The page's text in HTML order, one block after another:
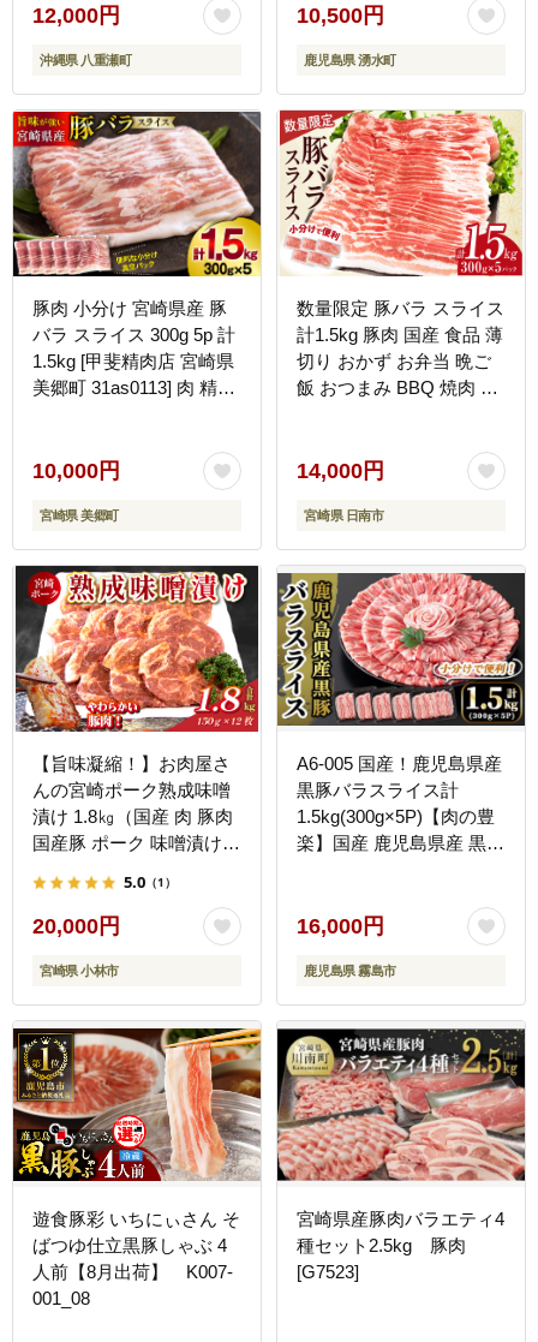
ンジ 色々 人気 ブランド
豚 おすすめ 沖縄県 八重
瀬町【価格改定】
12,000円
沖縄県 八重瀬町
ト 惣菜 おかず 弁当 BBQ
キャンプ 冷凍 訳アリ【ナ
ンチク】
10,500円
鹿児島県 湧水町
豚肉 小分け 宮崎県産 豚
バラ スライス 300g 5p 計
1.5kg [甲斐精肉店 宮崎県
美郷町 31as0113] 肉 精肉
にく ブタニク 個包装 冷
10,000円
宮崎県 美郷町
数量限定 豚バラ スライス
計1.5kg 豚肉 国産 食品 薄
切り おかず お弁当 晩ご
飯 おつまみ BBQ 焼肉 生
人気 おすすめ お取り寄せ
グルメ おすそ分け 冷凍
お土産 宮崎県 日南市 送
料無料_BD124-26
14,000円
宮崎県 日南市
【旨味凝縮！】お肉屋さ
んの宮崎ポーク熟成味噌
漬け 1.8㎏（国産 肉 豚肉
国産豚 ポーク 味噌漬け
菜 宮崎 小林市）
5.0 （1）
20,000円
宮崎県 小林市
A6-005 国産！鹿児島県産
黒豚バラスライス計
1.5kg(300g×5P)【肉の豊
楽】国産 鹿児島県産 黒豚
16,000円
鹿児島県 霧島市
遊食豚彩 いちにぃさん そ
ばつゆ仕立黒豚しゃぶ 4
人前【8月出荷】 K007-
001_08
宮崎県産豚肉バラエティ4
種セット2.5kg 豚肉
[G7523]